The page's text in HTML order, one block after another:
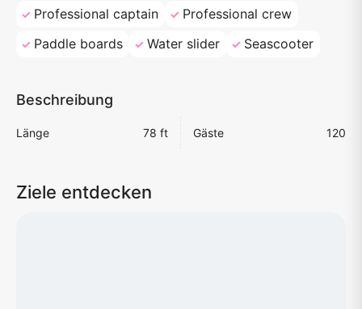
Professional captain
Professional crew
Paddle boards
Water slider Seascooter
Beschreibung
Länge 78 ft Gäste 120
Ziele entdecken